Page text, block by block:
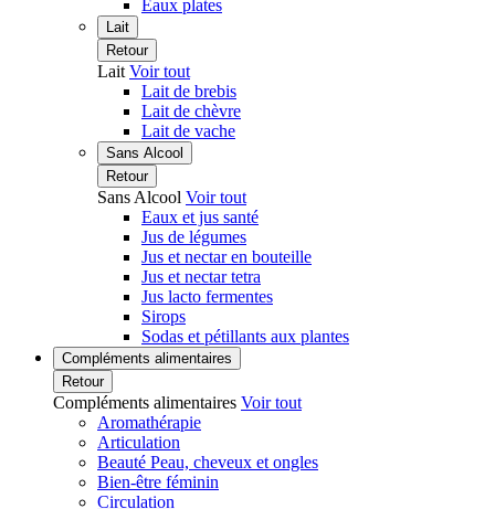
Eaux plates
Lait
Retour
Lait Voir tout
Lait de brebis
Lait de chèvre
Lait de vache
Sans Alcool
Retour
Sans Alcool Voir tout
Eaux et jus santé
Jus de légumes
Jus et nectar en bouteille
Jus et nectar tetra
Jus lacto fermentes
Sirops
Sodas et pétillants aux plantes
Compléments alimentaires
Retour
Compléments alimentaires Voir tout
Aromathérapie
Articulation
Beauté Peau, cheveux et ongles
Bien-être féminin
Circulation